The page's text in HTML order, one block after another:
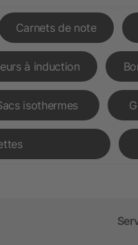
Carnets de note
à induction
isothermes